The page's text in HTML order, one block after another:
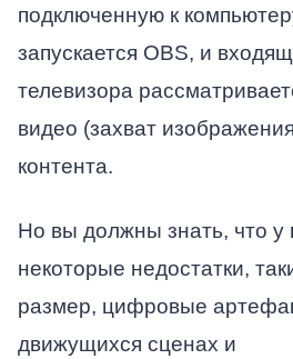
подключенную к
запускается OBS, и
телевизора
видео (захват
контента.
Но вы должны знать, что у
некоторые недостатки,
размер, цифровые
движущихся сценах и